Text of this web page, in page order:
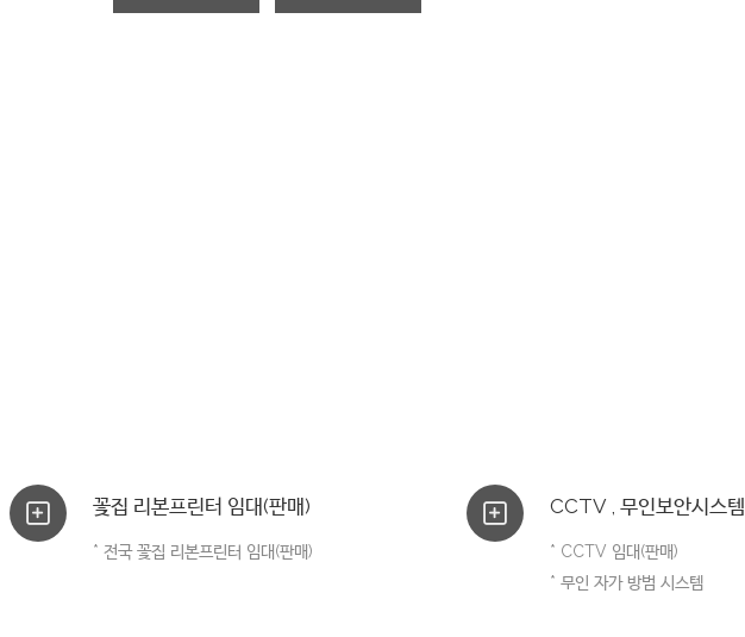
꽃집 리본프린터 임대(판매)
* 전국 꽃집 리본프린터 임대(판매)
CCTV , 무인보안시스템
* CCTV 임대(판매)
* 무인 자가 방범 시스템